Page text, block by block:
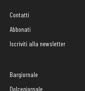
Contatti
Abbonati
Iscriviti alla newsletter
Bargiornale
Dolcegiornale